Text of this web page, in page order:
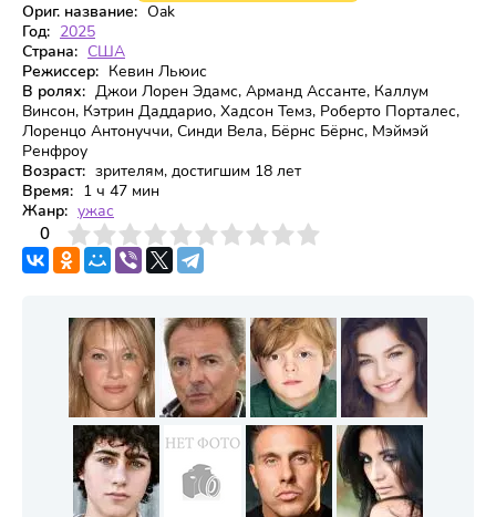
Ориг. название: Oak
Год: 2025
Страна: США
Режиссер: Кевин Льюис
В ролях: Джои Лорен Эдамс, Арманд Ассанте, Каллум
Винсон, Кэтрин Даддарио, Хадсон Темз, Роберто Порталес,
Лоренцо Антонуччи, Синди Вела, Бёрнс Бёрнс, Мэймэй
Ренфроу
Возраст: зрителям, достигшим 18 лет
Время: 1 ч 47 мин
Жанр: ужас
0
4 6 7 8 9 10